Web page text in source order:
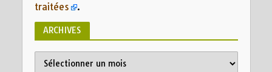
traitées
.
ARCHIVES